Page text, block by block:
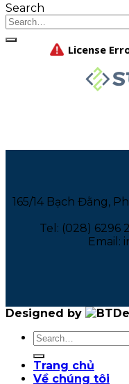
Search
165/14 Bạch Đằng,
Tel: (028) 6296
Email:
Designed by
Trang chủ
Về chúng tôi